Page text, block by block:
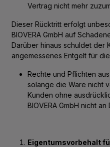
Vertrag nicht mehr
Dieser Rücktritt erfolgt
BIOVERA GmbH auf
Darüber hinaus schuldet der
angemessenes Entgelt für
Rechte und Pflichten
solange die Ware nicht
Kunden ohne
BIOVERA GmbH nicht
Eigentumsvorbehalt